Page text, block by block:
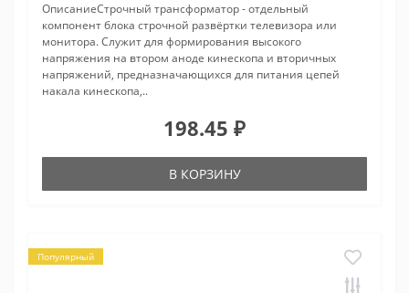
ОписаниеСтрочный трансформатор - отдельный
компонент блока строчной развёртки телевизора или
монитора. Служит для формирования высокого
напряжения на втором аноде кинескопа и вторичных
напряжений, предназначающихся для питания цепей
накала кинескопа,..
198.45 ₽
В КОРЗИНУ
Популярный